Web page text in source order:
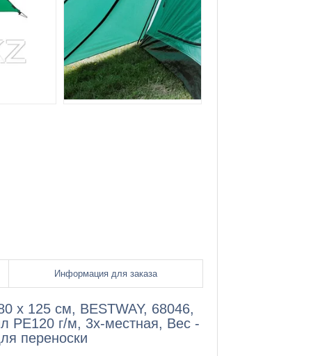
Информация для заказа
х 125 см, BESTWAY, 68046,
PE120 г/м, 3х-местная, Вес -
переноски